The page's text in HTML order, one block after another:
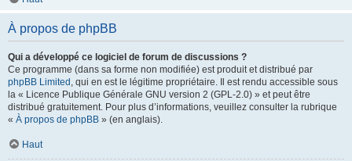
À propos de phpBB
Qui a développé ce logiciel de forum de discussions ?
Ce programme (dans sa forme non modifiée) est produit et distribué par
phpBB Limited , qui en est le légitime propriétaire. Il est rendu accessible sous
la « Licence Publique Générale GNU version 2 (GPL-2.0) » et peut être
distribué gratuitement. Pour plus d’informations, veuillez consulter la rubrique
« À propos de phpBB » (en anglais).
Haut